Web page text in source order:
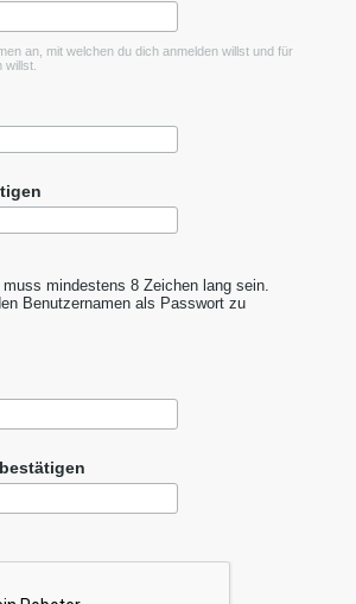
an, mit welchen du dich anmelden willst und für
willst.
mindestens 8 Zeichen lang sein.
Benutzernamen als Passwort zu